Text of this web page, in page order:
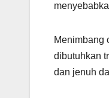
Menimbang
dibutuhkan
dan jenuh